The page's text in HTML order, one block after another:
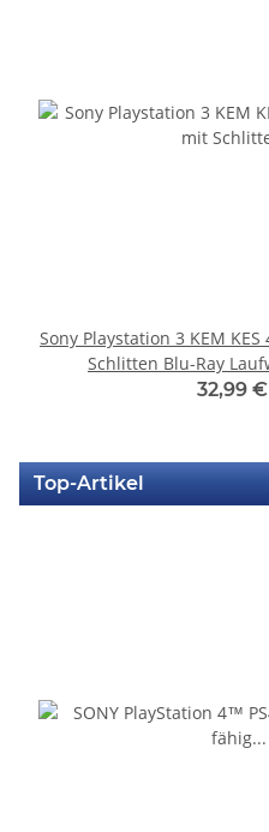
Sony Playstation 3 KEM KES
Schlitten Blu-Ray
32,99 €
Top-Artikel